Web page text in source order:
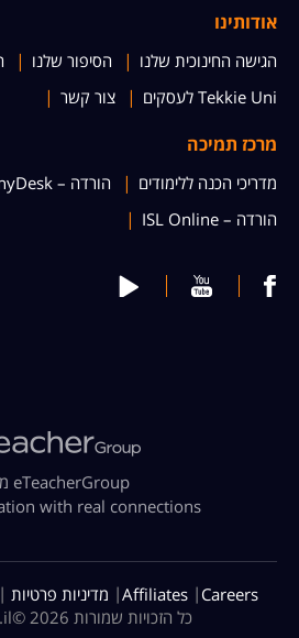
אודותינו
הגישה החינוכית שלנו הסיפור שלנו
Tekkie Uni לעסקים
צור קשר
מרכז תמיכה
מדריכי הכנה ללימודים
הורדה – AnyDesk
הורדה – ISL Online
מבית eTeacherGroup
with real connections
כל הזכויות שמורות 2026 ©
| מדיניות פרטיות |Affiliates | Careers